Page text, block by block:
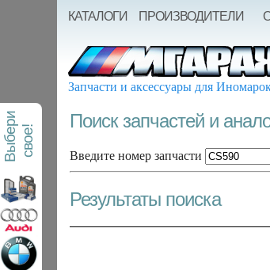
В
ы
б
е
р
и
с
в
о
е!
КАТАЛОГИ ПРОИЗВОДИТЕЛИ
Запчасти и аксессуары для
Поиск запчастей и
Введите номер запчасти
Результаты поиска